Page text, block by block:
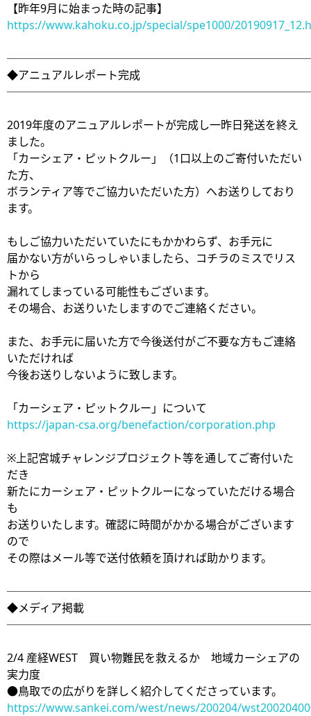
【昨年9月に始まった時の記事】
https://www.kahoku.co.jp/special/spe1000/
◆アニュアルレポート完成
2019年度のアニュアルレポートが完成し一昨日発送を終え
ました。
「カーシェア・ピットクルー」（1口以上のご寄付いただい
た方、
ボランティア等でご協力いただいた方）へお送りしており
ます。
もしご協力いただいていたにもかかわらず、お手元に
届かない方がいらっしゃいましたら、コチラのミスでリス
トから
漏れてしまっている可能性もございます。
その場合、お送りいたしますのでご連絡ください。
また、お手元に届いた方で今後送付がご不要な方もご連絡
いただければ
今後お送りしないように致します。
「カーシェア・ピットクルー」について
https://japan-csa.org/benefaction/corporation.php
※上記宮城チャレンジプロジェクト等を通してご寄付いた
だき
新たにカーシェア・ピットクルーになっていただける場合
も
お送りいたします。確認に時間がかかる場合がございます
ので
その際はメール等で送付依頼を頂ければ助かります。
◆メディア掲載
2/4 産経WEST 買い物難民を救えるか 地域カーシェアの
実力度
●鳥取での広がりを詳しく紹介してくださっています。
https://www.sankei.com/west/news/200204/